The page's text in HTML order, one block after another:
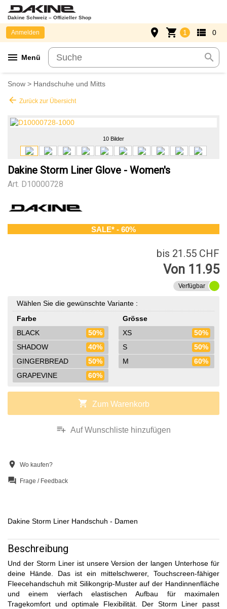
Dakine Schweiz – Offizieller Shop
menu Menü search
Anmelden place shopping_cart 1 view_list 0
Snow > Handschuhe und Mitts
arrow_back Zurück zur Übersicht
10 Bilder
Dakine Storm Liner Glove - Women's
Art. D10000728
SALE* - 60%
bis 21.55 CHF
Von 11.95
Verfügbar
Wählen Sie die gewünschte Variante :
Farbe
BLACK
50%
SHADOW
40%
GINGERBREAD
50%
GRAPEVINE
60%
Grösse
XS
50%
S
50%
M
60%
shopping_cart Zum Warenkorb
playlist_add Auf Wunschliste hinzufügen
location_on Wo kaufen?
question_answer Frage / Feedback
Dakine Storm Liner Handschuh - Damen
Beschreibung
Und der Storm Liner ist unsere Version der langen Unterhose für
deine Hände. Das ist ein mittelschwerer, Touchscreen-fähiger
Fleecehandschuh mit Silikongrip-Muster auf der Handinnenfläche
und einem vierfach elastischen Aufbau für maximalen
Tragekomfort und optimale Flexibilität. Der Storm Liner passt